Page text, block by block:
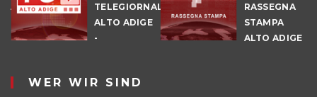
TELEGIORNALE
ALTO ADIGE
-
RASSEGNA
STAMPA
ALTO ADIGE
WER WIR SIND